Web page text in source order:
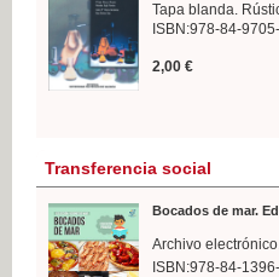
Tapa blanda.
ISBN:978-84-
2,00 €
Transferencia social
Bocados de mar.
Archivo
ISBN:978-84-